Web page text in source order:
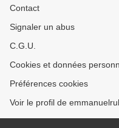
Contact
Signaler un abus
C.G.U.
Cookies et données
Préférences cookies
Voir le profil de